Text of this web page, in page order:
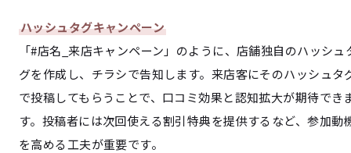
ハッシュタグキャンペーン
「#店名_来店キャンペーン」のように、店舗独自のハッシュ
グを作成し、チラシで告知します。来店客にそのハッシュタ
で投稿してもらうことで、口コミ効果と認知拡大が期待でき
す。投稿者には次回使える割引特典を提供するなど、参加動
を高める工夫が重要です。